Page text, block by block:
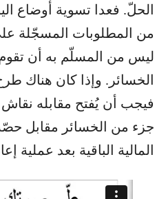
الحلّ. فعدا تسوية أوضاع
من المطلوبات المسجّلة على
ليس من المسلّم به أن
الخسائر. وإذا كان هناك
فيجب أن يُفتح مقابله
جزء من الخسائر مقابل
المالية الباقية بعد عملية